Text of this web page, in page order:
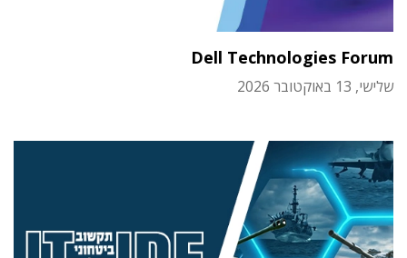
Dell Technologies Forum
שלישי, 13 באוקטובר 2026